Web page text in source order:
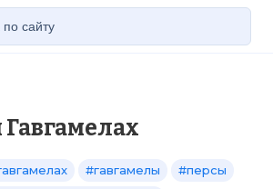
#гавгамелы
#персы